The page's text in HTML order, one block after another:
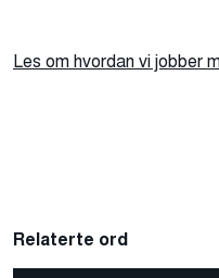
Les om hvordan vi jobber
Relaterte ord